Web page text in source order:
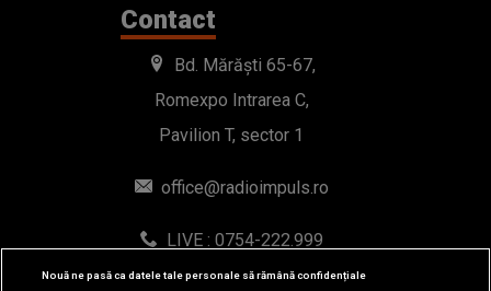
Contact
Bd. Mărăști 65-67,
Romexpo Intrarea C,
Pavilion T, sector 1
office@radioimpuls.ro
LIVE : 0754-222.999
WhatsApp: 0754-222.999
Nouă ne pasă ca datele tale personale să rămână confidențiale